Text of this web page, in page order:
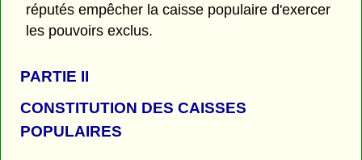
réputés empêcher la caisse populaire d'exercer
les pouvoirs exclus.
PARTIE II
CONSTITUTION DES CAISSES
POPULAIRES